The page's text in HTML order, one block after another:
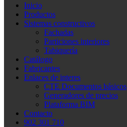
Inicio
Productos
Sistemas constructivos
Fachadas
Particiones interiores
Tabiquería
Catálogo
Fabricantes
Enlaces de interes
CTE Documentos básicos
Generadores de precios
Plataforma BIM
Contacto
902 301 710